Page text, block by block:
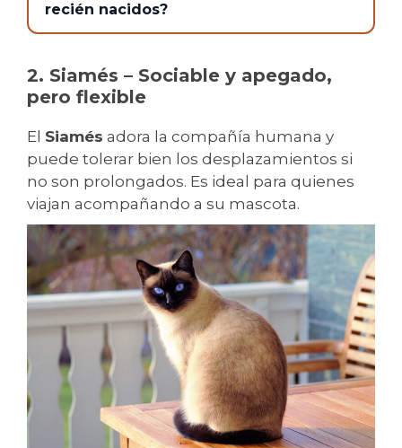
recién nacidos?
2. Siamés – Sociable y apegado,
pero flexible
El Siamés adora la compañía humana y
puede tolerar bien los desplazamientos si
no son prolongados. Es ideal para quienes
viajan acompañando a su mascota.